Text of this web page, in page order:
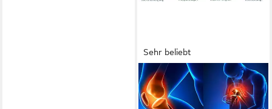
Sehr beliebt
VENICCE LOVE
Wärmepflaster
Schmerzlinderung -